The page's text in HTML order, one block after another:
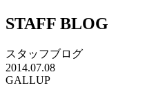
STAFF BLOG
スタッフブログ
2014.07.08
GALLUP